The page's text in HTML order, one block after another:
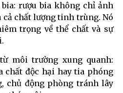
rượu bia không chỉ ảnh
cả chất lượng tinh trùng. Nó
trọng về thể chất và sự
môi trường xung quanh:
chất độc hại hay tia phóng
chủ động phòng tránh lây